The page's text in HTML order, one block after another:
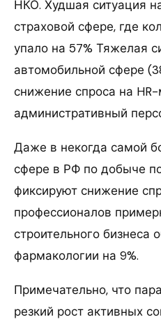
НКО. Худшая ситуация
страховой сфере, где
упало на 57% Тяжелая
автомобильной сфере
снижение спроса на
административный
Даже в некогда самой
сфере в РФ по добыче
фиксируют снижение
профессионалов
строительного бизнеса
фармакологии на 9%.
Примечательно, что
резкий рост активных